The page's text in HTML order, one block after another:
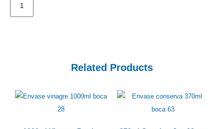
Related Products